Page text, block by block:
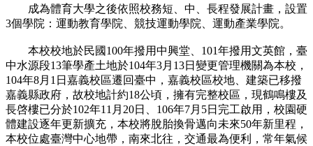
成為體育大學之後依照校務短、中、長程發展計畫，設置
3個學院：運動教育學院、競技運動學院、運動產業學院。
本校校地於民國100年撥用中興堂、101年撥用文英館，臺
中水源段13筆學產土地於104年3月13日變更管理機關為本校，
104年8月1日嘉義校區遷回臺中，嘉義校區校地、建築已移撥
嘉義縣政府，故校地計約18公頃，擁有完整校區，現鶴鳴樓及
長啓樓已分於102年11月20日、106年7月5日完工啟用，校園硬
體建設逐年更新擴充，本校將脫胎換骨邁向未來50年新里程，
本校位處臺灣中心地帶，南來北往，交通最為便利，常年氣候